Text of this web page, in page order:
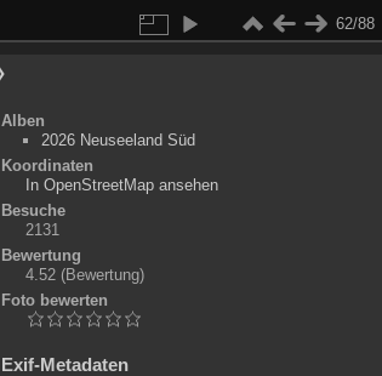
62/88
Alben
2026 Neuseeland Süd
Koordinaten
+
-
In OpenStreetMap ansehen
Besuche
2131
Bewertung
4.52 (Bewertung)
Foto bewerten
Exif-Metadaten